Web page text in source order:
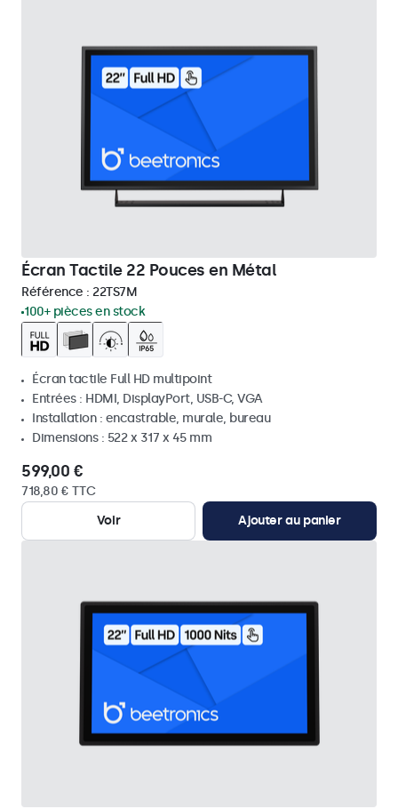
Écran Tactile 22 Pouces en Métal
Référence : 22TS7M
100+ pièces en stock
Écran tactile Full HD multipoint
Entrées : HDMI, DisplayPort, USB-C, VGA
Installation : encastrable, murale, bureau
Dimensions : 522 x 317 x 45 mm
599,00 €
718,80 € TTC
Voir
Ajouter au panier